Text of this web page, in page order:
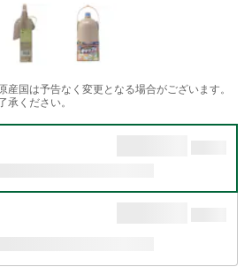
国は予告なく変更となる場合がございます。
承ください。